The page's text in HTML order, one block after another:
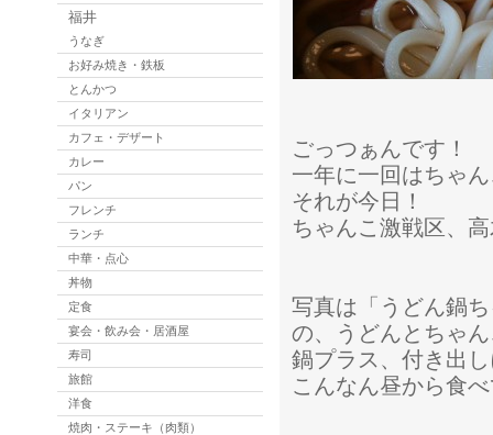
ごっつぁんです！
一年に一回はちゃ
それが今日！
ちゃんこ激戦区、
写真は「うどん鍋
の、うどんとちゃ
鍋プラス、付き出
こんなん昼から食
福井
うなぎ
お好み焼き・鉄板
とんかつ
イタリアン
カフェ・デザート
カレー
パン
フレンチ
ランチ
中華・点心
丼物
定食
宴会・飲み会・居酒屋
寿司
旅館
洋食
焼肉・ステーキ（肉類）